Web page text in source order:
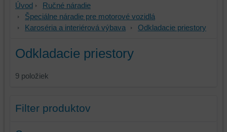
Úvod
Ručné náradie
Špeciálne náradie pre motorové vozidlá
Karoséria a interiérová výbava
Odkladacie priestory
Odkladacie priestory
9 položiek
Filter produktov